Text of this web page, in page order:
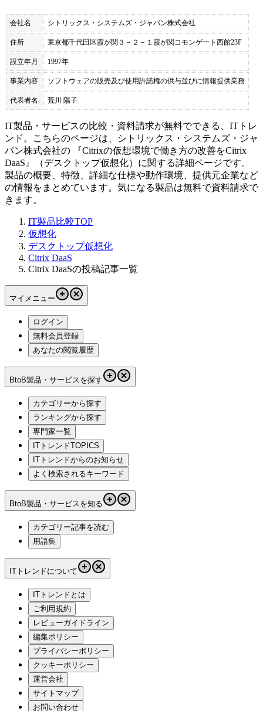
会社名 シトリックス・システムズ・ジャパン株式会社
住所 東京都千代田区霞が関３－２－１霞が関コモンゲート西館23F
設立年月 1997年
事業内容 ソフトウェアの販売及び使用許諾権の供与並びに情報提供業務
代表者名 荒川 陽子
IT製品・サービスの比較・資料請求が無料でできる、ITトレ
ンド。こちらのページは、
シトリックス・システムズ・ジャ
パン株式会社の 『Citrixの仮想環境で働き方の改善をCitrix
DaaS 』（デスクトップ仮想化）に関する詳細ページです。
製品の概要、特徴、詳細な仕様や動作環境、提供元企業など
の情報をまとめています。気になる製品は無料で資料請求で
きます。
IT製品比較TOP
仮想化
デスクトップ仮想化
Citrix DaaS
Citrix DaaSの投稿記事一覧
マイメニュー
ログイン
無料会員登録
あなたの閲覧履歴
BtoB製品・サービスを探す
カテゴリーから探す
ランキングから探す
専門家一覧
ITトレンドTOPICS
ITトレンドからのお知らせ
よく検索されるキーワード
BtoB製品・サービスを知る
カテゴリー記事を読む
用語集
ITトレンドについて
ITトレンドとは
ご利用規約
レビューガイドライン
編集ポリシー
プライバシーポリシー
クッキーポリシー
運営会社
サイトマップ
お問い合わせ